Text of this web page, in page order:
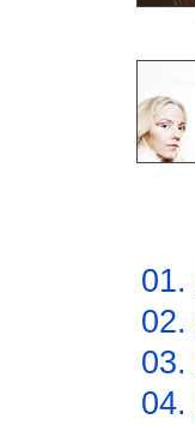
01.
02.
03.
04.